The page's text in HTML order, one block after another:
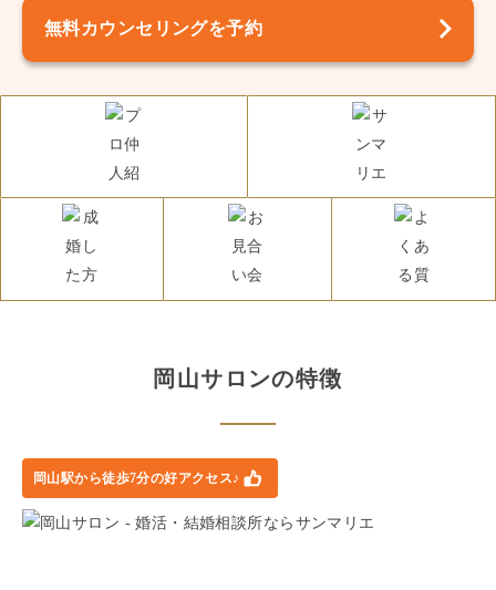
無料カウンセリングを予約
婚活アドバイザー・
カウンセラー紹介
岡山サロンの特徴
岡山駅から徒歩7分の好アクセス♪